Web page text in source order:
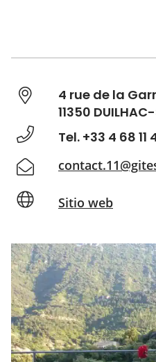
4 rue de la
11350
Tel. +33 4 68 11
Sitio web